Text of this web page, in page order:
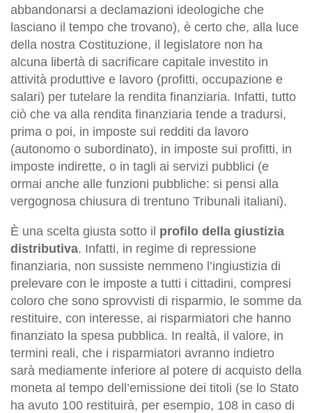
abbandonarsi a declamazioni ideologiche che
lasciano il tempo che trovano), è certo che, alla luce
della nostra Costituzione, il legislatore non ha
alcuna libertà di sacrificare capitale investito in
attività produttive e lavoro (profitti, occupazione e
salari) per tutelare la rendita finanziaria. Infatti, tutto
ciò che va alla rendita finanziaria tende a tradursi,
prima o poi, in imposte sui redditi da lavoro
(autonomo o subordinato), in imposte sui profitti, in
imposte indirette, o in tagli ai servizi pubblici (e
ormai anche alle funzioni pubbliche: si pensi alla
vergognosa chiusura di trentuno Tribunali italiani).
È una scelta giusta sotto il profilo della giustizia
distributiva. Infatti, in regime di repressione
finanziaria, non sussiste nemmeno l’ingiustizia di
prelevare con le imposte a tutti i cittadini, compresi
coloro che sono sprovvisti di risparmio, le somme da
restituire, con interesse, ai risparmiatori che hanno
finanziato la spesa pubblica. In realtà, il valore, in
termini reali, che i risparmiatori avranno indietro
sarà mediamente inferiore al potere di acquisto della
moneta al tempo dell’emissione dei titoli (se lo Stato
ha avuto 100 restituirà, per esempio, 108 in caso di